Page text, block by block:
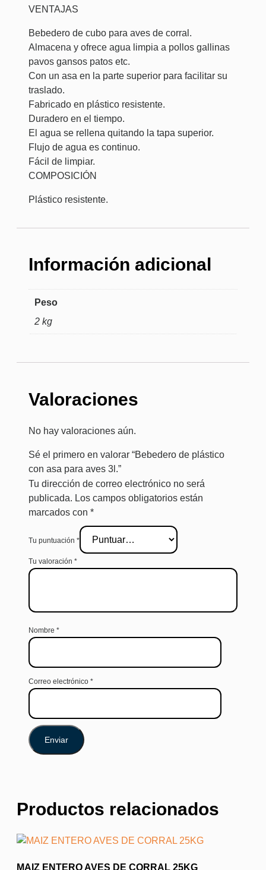
VENTAJAS
Bebedero de cubo para aves de corral.
Almacena y ofrece agua limpia a pollos gallinas
pavos gansos patos etc.
Con un asa en la parte superior para facilitar su
traslado.
Fabricado en plástico resistente.
Duradero en el tiempo.
El agua se rellena quitando la tapa superior.
Flujo de agua es continuo.
Fácil de limpiar.
COMPOSICIÓN
Plástico resistente.
Información adicional
Peso
2 kg
Valoraciones
No hay valoraciones aún.
Sé el primero en valorar “Bebedero de plástico
con asa para aves 3l.”
Tu dirección de correo electrónico no será
publicada. Los campos obligatorios están
marcados con *
Tu puntuación *
Tu valoración *
Nombre *
Correo electrónico *
Productos relacionados
MAIZ ENTERO AVES DE CORRAL 25KG